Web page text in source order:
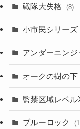
戦隊大失格 (8)
小市民シリーズ
アンダーニンジ
オークの樹の下
監禁区域レベル
ブルーロック